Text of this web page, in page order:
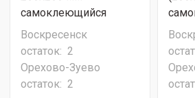
самоклеющийся
Воскресенск
остаток: 2
Орехово-Зуево
остаток: 2